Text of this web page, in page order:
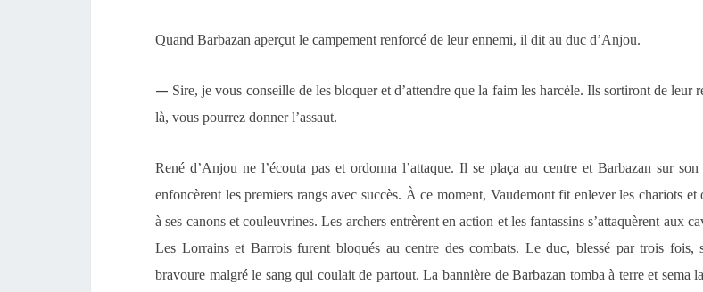
Quand Barbazan aperçut le campement renforcé de leur ennemi, il dit au duc d’Anjou.
— Sire, je vous conseille de les bloquer et d’attendre que la faim les harcèle. Ils sortiront de leur
là, vous pourrez donner l’assaut.
René d’Anjou ne l’écouta pas et ordonna l’attaque. Il se plaça au centre et Barbazan sur
enfoncèrent les premiers rangs avec succès. À ce moment, Vaudemont fit enlever les chariots et
à ses canons et couleuvrines. Les archers entrèrent en action et les fantassins s’attaquèrent aux
Les Lorrains et Barrois furent bloqués au centre des combats. Le duc, blessé par trois fois,
bravoure malgré le sang qui coulait de partout. La bannière de Barbazan tomba à terre et sema